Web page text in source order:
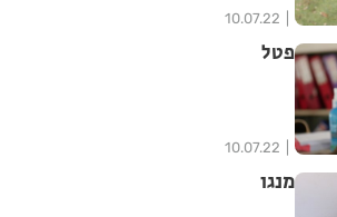
10.07.22
פטל
10.07.22
מנגו